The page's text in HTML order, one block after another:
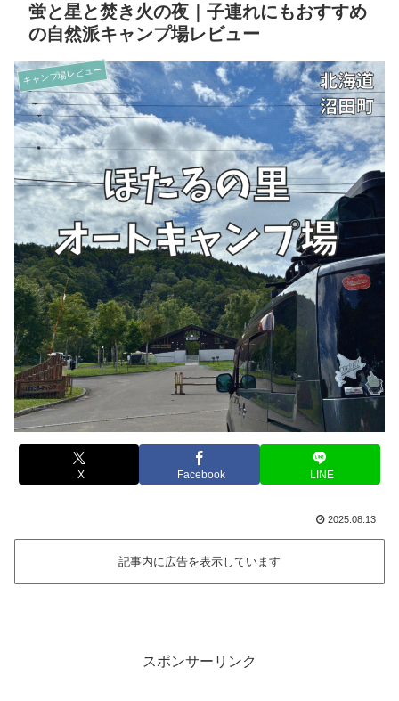
蛍と星と焚き火の夜｜子連れにもおすすめ
の自然派キャンプ場レビュー
キャンプ場レビュー
X Facebook LINE
2025.08.13
記事内に広告を表示しています
スポンサーリンク